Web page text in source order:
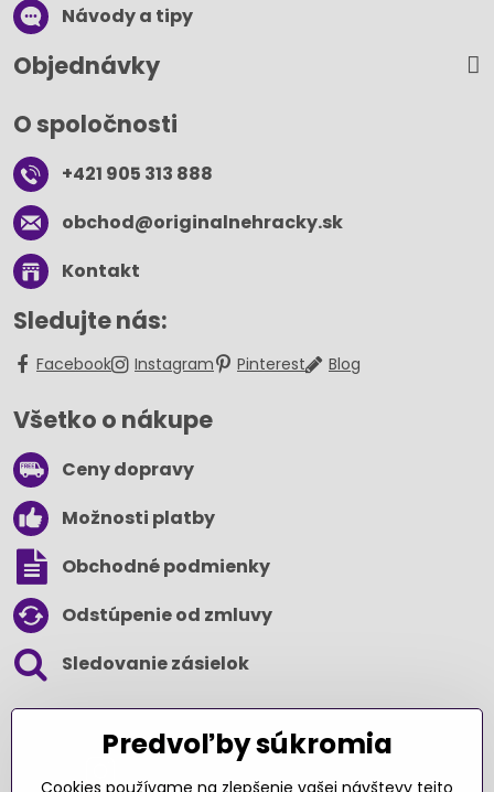
Návody a tipy
Objednávky
O spoločnosti
+421 905 313 888
obchod​@originalnehracky​.sk
Kontakt
Sledujte nás:
Facebook Instagram Pinterest Blog
Všetko o nákupe
Ceny dopravy
Možnosti platby
Obchodné podmienky
Odstúpenie od zmluvy
Sledovanie zásielok
Predvoľby súkromia
Cookies používame na zlepšenie vašej návštevy tejto